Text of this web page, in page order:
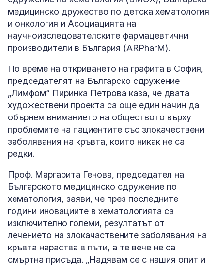
медицинско дружество по детска хематология
и онкология и Асоциацията на
научноизследователските фармацевтични
производители в България (ARPharM).
По време на откриването на графита в София,
председателят на Българско сдружение
„Лимфом“ Пиринка Петрова каза, че двата
художествени проекта са още един начин да
обърнем вниманието на обществото върху
проблемите на пациентите със злокачествени
заболявания на кръвта, които никак не са
редки.
Проф. Маргарита Генова, председател на
Българското медицинско сдружение по
хематология, заяви, че през последните
години иновациите в хематологията са
изключително големи, резултатът от
лечението на злокачаствените заболявания на
кръвта нараства в пъти, а те вече не са
смъртна присъда. „Надявам се с нашия опит и